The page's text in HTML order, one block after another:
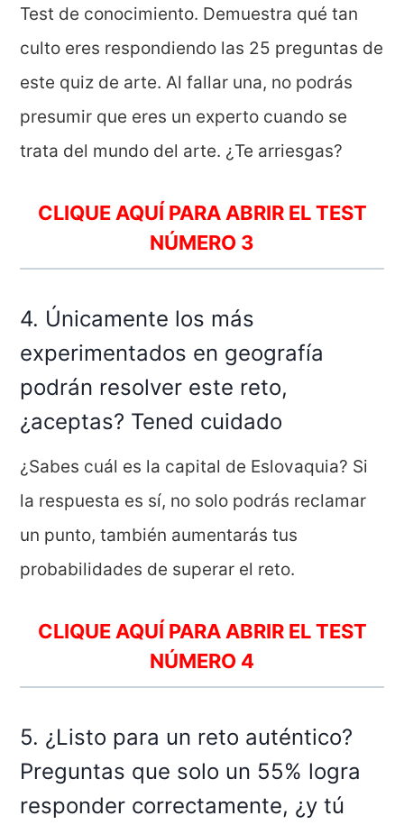
Test de conocimiento. Demuestra qué tan
culto eres respondiendo las 25 preguntas de
este quiz de arte. Al fallar una, no podrás
presumir que eres un experto cuando se
trata del mundo del arte. ¿Te arriesgas?
CLIQUE AQUÍ PARA ABRIR EL TEST
NÚMERO 3
4. Únicamente los más
experimentados en geografía
podrán resolver este reto,
¿aceptas? Tened cuidado
¿Sabes cuál es la capital de Eslovaquia? Si
la respuesta es sí, no solo podrás reclamar
un punto, también aumentarás tus
probabilidades de superar el reto.
CLIQUE AQUÍ PARA ABRIR EL TEST
NÚMERO 4
5. ¿Listo para un reto auténtico?
Preguntas que solo un 55% logra
responder correctamente, ¿y tú